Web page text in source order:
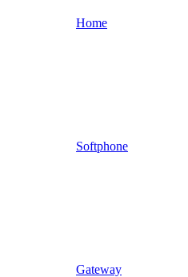
Home
Softphone
Gateway